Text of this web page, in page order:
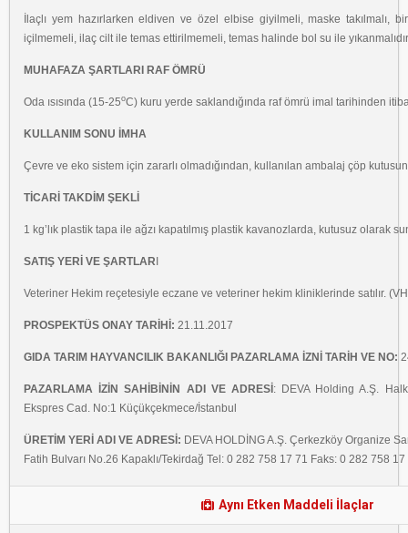
İlaçlı yem hazırlarken eldiven ve özel elbise giyilmeli, maske takılmalı,
içilmemeli, ilaç cilt ile temas ettirilmemeli, temas halinde bol su ile
MUHAFAZA ŞARTLARI RAF ÖMRÜ
Oda ısısında (15-25oC) kuru yerde saklandığında raf ömrü imal tarihinden
KULLANIM SONU İMHA
Çevre ve eko sistem için zararlı olmadığından, kullanılan ambalaj çöp
TİCARİ TAKDİM ŞEKLİ
1 kg’lık plastik tapa ile ağzı kapatılmış plastik kavanozlarda, kutusuz olarak
SATIŞ YERİ VE ŞARTLARI
Veteriner Hekim reçetesiyle eczane ve veteriner hekim kliniklerinde satılır.
PROSPEKTÜS ONAY TARİHİ: 21.11.2017
GIDA TARIM HAYVANCILIK BAKANLIĞI PAZARLAMA İZNİ TARİH VE NO:
PAZARLAMA İZİN SAHİBİNİN ADI VE ADRESİ: DEVA Holding A.Ş.
Ekspres Cad. No:1 Küçükçekmece/İstanbul
ÜRETİM YERİ ADI VE ADRESİ: DEVA HOLDİNG A.Ş. Çerkezköy Organize
Fatih Bulvarı No.26 Kapaklı/Tekirdağ Tel: 0 282 758 17 71 Faks: 0 282 758 17
Aynı Etken Maddeli İlaçlar